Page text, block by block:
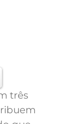
três